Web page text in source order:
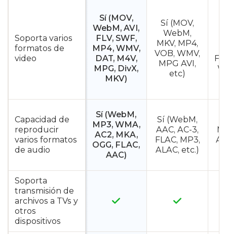
Soporta varios
formatos de
video
Sí (MOV,
WebM, AVI,
FLV, SWF,
MP4, WMV,
DAT, M4V,
MPG, DivX,
MKV)
Sí (MOV,
WebM,
MKV, MP4,
VOB, WMV,
MPG AVI,
etc)
Capacidad de
reproducir
varios formatos
de audio
Sí (WebM,
MP3, WMA,
AC2, MKA,
OGG, FLAC,
AAC)
Sí (WebM,
AAC, AC-3,
FLAC, MP3,
ALAC, etc.)
Soporta
transmisión de
archivos a TVs y
otros
dispositivos